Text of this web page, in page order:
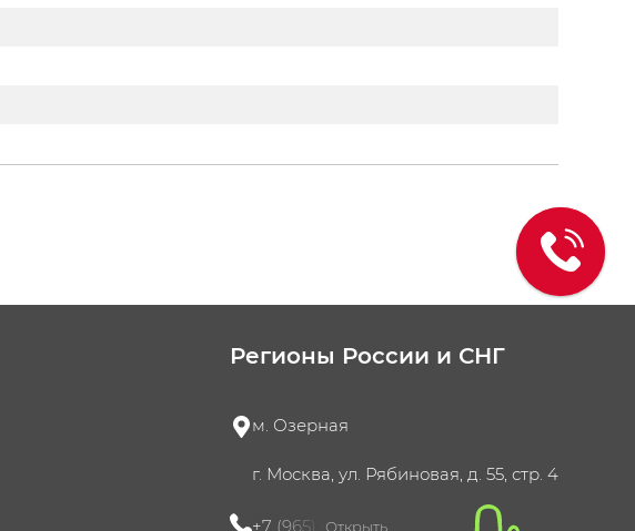
Регионы России и СНГ
м. Озерная
г. Москва, ул. Рябиновая, д. 55, стр. 4
+7 (965) 420-10-10
Открыть